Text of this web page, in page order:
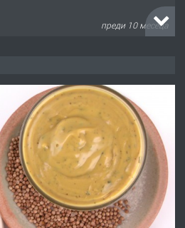
преди 10 месеца
преди 1 година
за общи работници
преди 1 година